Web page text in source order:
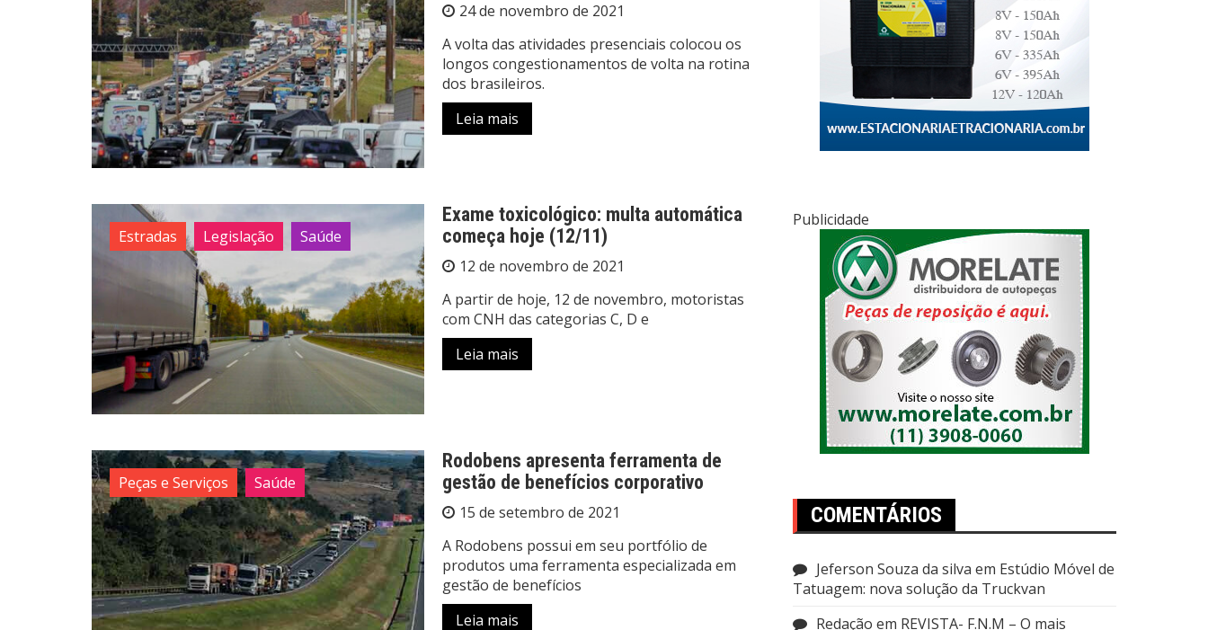
24 de novembro de 2021
A volta das atividades presenciais colocou os
longos congestionamentos de volta na rotina
dos brasileiros.
Leia mais
Estradas Legislação Saúde
Exame toxicológico: multa automática
começa hoje (12/11)
12 de novembro de 2021
A partir de hoje, 12 de novembro, motoristas
com CNH das categorias C, D e
Leia mais
Peças e Serviços Saúde
Rodobens apresenta ferramenta de
gestão de benefícios corporativo
15 de setembro de 2021
A Rodobens possui em seu portfólio de
produtos uma ferramenta especializada em
gestão de benefícios
Leia mais
Publicidade
COMENTÁRIOS
Jeferson Souza da silva em Estúdio Móvel de
Tatuagem: nova solução da Truckvan
Redação em REVISTA- F.N.M – O mais